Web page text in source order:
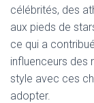
célébrités, des
aux pieds de
ce qui a
influenceurs des
style avec ces
adopter.